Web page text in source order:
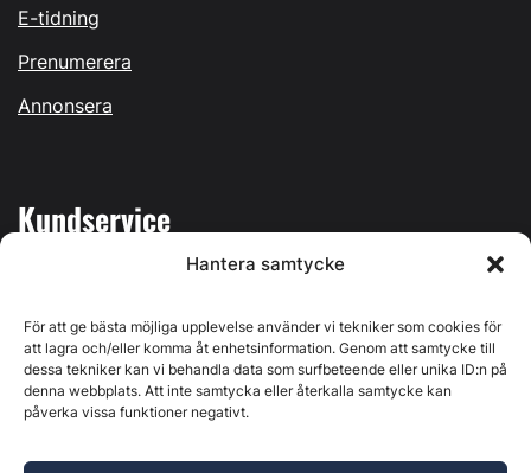
Hantera samtycke
För att ge bästa möjliga upplevelse använder vi tekniker som cookies för
att lagra och/eller komma åt enhetsinformation. Genom att samtycke till
dessa tekniker kan vi behandla data som surfbeteende eller unika ID:n på
denna webbplats. Att inte samtycka eller återkalla samtycke kan
påverka vissa funktioner negativt.
E-tidning
Prenumerera
Annonsera
Kundservice
Kontakta oss
Östernäsvägen 1, 827 32 Ljusdal, org.nr: 556625-6425 -